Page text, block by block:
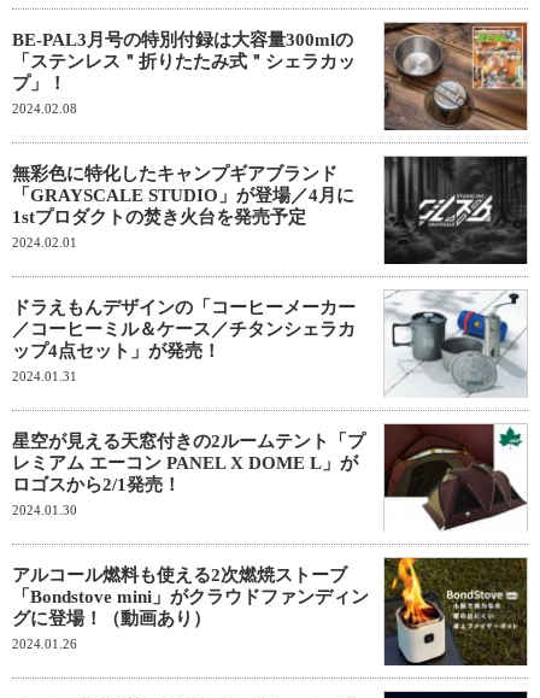
BE-PAL3月号の特別付録は大容量300mlの
「ステンレス＂折りたたみ式＂シェラカッ
プ」！
2024.02.08
無彩色に特化したキャンプギアブランド
「GRAYSCALE STUDIO」が登場／4月に
1stプロダクトの焚き火台を発売予定
2024.02.01
ドラえもんデザインの「コーヒーメーカー
／コーヒーミル＆ケース／チタンシェラカ
ップ4点セット」が発売！
2024.01.31
星空が見える天窓付きの2ルームテント「プ
レミアム エーコン PANEL X DOME L」が
ロゴスから2/1発売！
2024.01.30
アルコール燃料も使える2次燃焼ストーブ
「Bondstove mini」がクラウドファンディン
グに登場！（動画あり）
2024.01.26